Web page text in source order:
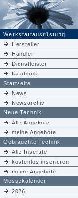
Werkstattausrüstung
Hersteller
Händler
Dienstleister
facebook
Startseite
News
Newsarchiv
Neue Technik
Alle Angebote
meine Angebote
Gebrauchte Technik
Alle Inserate
kostenlos inserieren
meine Angebote
Messekalender
2026